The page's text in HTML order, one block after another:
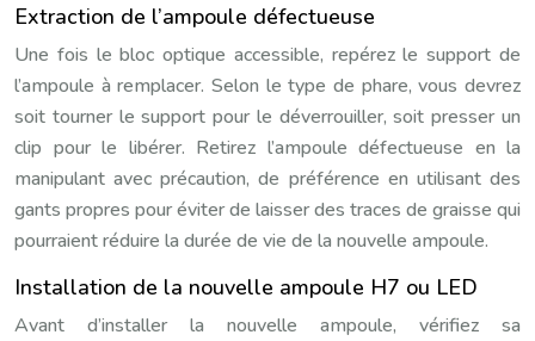
Extraction de l’ampoule défectueuse
Une fois le bloc optique accessible, repérez le support de
l’ampoule à remplacer. Selon le type de phare, vous devrez
soit tourner le support pour le déverrouiller, soit presser un
clip pour le libérer. Retirez l’ampoule défectueuse en la
manipulant avec précaution, de préférence en utilisant des
gants propres pour éviter de laisser des traces de graisse qui
pourraient réduire la durée de vie de la nouvelle ampoule.
Installation de la nouvelle ampoule H7 ou LED
Avant d’installer la nouvelle ampoule, vérifiez sa